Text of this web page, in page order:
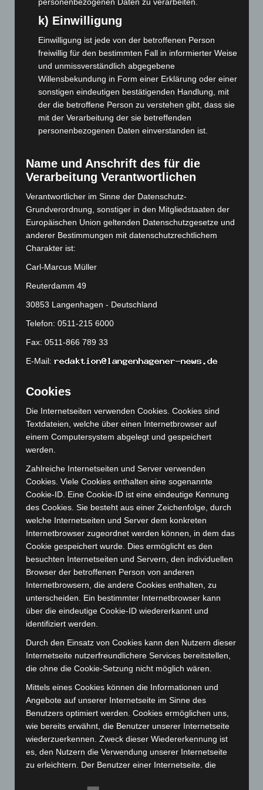
Januar 2026
(122)
November 2025 (114)
Oktober 2025(112)
September 2025(93)
August 2025(90)
Juli 2025(90)
Juni 2025
April 2025(88)
März 2025
(111)
Februar 2025(96)
Januar 2025(88)
Dezember 2024
November 2024(94)
Mai 2024 (149)
April 2024
Februar 2024 (103)
Januar 2024(111)
Dezember 2023
November 2023(130)
Oktober 2023(114)
September 2023(133)
August 2023(134)
Juli 2023 (118)
Juni 2023(142)
Mai 2023 (139)
April 2023(155)
März 2023(174)
Januar 2023
Dezember 2022(130)
November 2022(167)
Oktober 2022(166)
September 2022(205)
August 2022(166)
Juli 2022(133)
personenbezogenen Daten zu verarbeiten.
k) Einwilligung
Einwilligung ist jede von der betroffenen Person
freiwillig für den bestimmten Fall in informierter Weise
und unmissverständlich abgegebene
Willensbekundung in Form einer Erklärung oder einer
sonstigen eindeutigen bestätigenden Handlung, mit
der die betroffene Person zu verstehen gibt, dass sie
mit der Verarbeitung der sie betreffenden
personenbezogenen Daten einverstanden ist.
Name und Anschrift des für die
Verarbeitung Verantwortlichen
Verantwortlicher im Sinne der Datenschutz-
Grundverordnung, sonstiger in den Mitgliedstaaten der
Europäischen Union geltenden Datenschutzgesetze und
anderer Bestimmungen mit datenschutzrechtlichem
Charakter ist:
Carl-Marcus Müller
Reuterdamm 49
30853 Langenhagen - Deutschland
Telefon: 0511-215 6000
Fax: 0511-866 789 33
E-Mail:
Cookies
Die Internetseiten verwenden Cookies. Cookies sind
Textdateien, welche über einen Internetbrowser auf
einem Computersystem abgelegt und gespeichert
werden.
Zahlreiche Internetseiten und Server verwenden
Cookies. Viele Cookies enthalten eine sogenannte
Cookie-ID. Eine Cookie-ID ist eine eindeutige Kennung
des Cookies. Sie besteht aus einer Zeichenfolge, durch
welche Internetseiten und Server dem konkreten
Internetbrowser zugeordnet werden können, in dem das
Cookie gespeichert wurde. Dies ermöglicht es den
besuchten Internetseiten und Servern, den individuellen
Browser der betroffenen Person von anderen
Internetbrowsern, die andere Cookies enthalten, zu
unterscheiden. Ein bestimmter Internetbrowser kann
über die eindeutige Cookie-ID wiedererkannt und
identifiziert werden.
Durch den Einsatz von Cookies kann den Nutzern dieser
Internetseite nutzerfreundlichere Services bereitstellen,
die ohne die Cookie-Setzung nicht möglich wären.
Mittels eines Cookies können die Informationen und
Angebote auf unserer Internetseite im Sinne des
Benutzers optimiert werden. Cookies ermöglichen uns,
wie bereits erwähnt, die Benutzer unserer Internetseite
wiederzuerkennen. Zweck dieser Wiedererkennung ist
es, den Nutzern die Verwendung unserer Internetseite
zu erleichtern. Der Benutzer einer Internetseite, die